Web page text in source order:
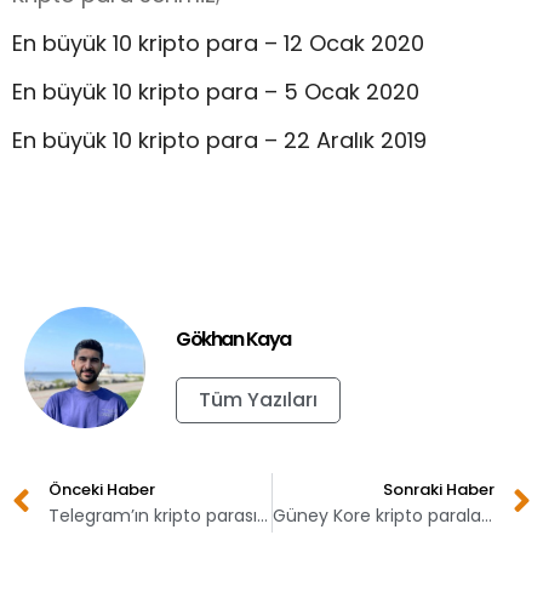
En büyük 10 kripto para – 12 Ocak 2020
En büyük 10 kripto para – 5 Ocak 2020
En büyük 10 kripto para – 22 Aralık 2019
Gökhan Kaya
Tüm Yazıları
Önceki Haber
Telegram’ın kripto parası çıkmaza girdi
Sonraki Haber
Güney Kore kripto paralardan vergi alabilir